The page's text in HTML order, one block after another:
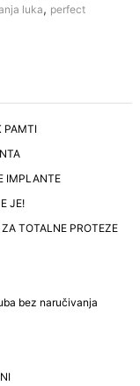
luka, perfect
PAMTI
IMPLANTE
JE!
TOTALNE PROTEZE
bez naručivanja